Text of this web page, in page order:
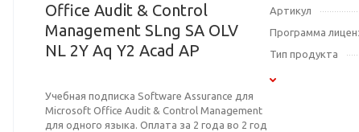
Office Audit & Control
Management SLng SA OLV
NL 2Y Aq Y2 Acad AP
Учебная подписка Software Assurance для
Microsoft Office Audit & Control Management
для одного языка. Оплата за 2 года во 2 год
Артикул
Программа
Тип продукта